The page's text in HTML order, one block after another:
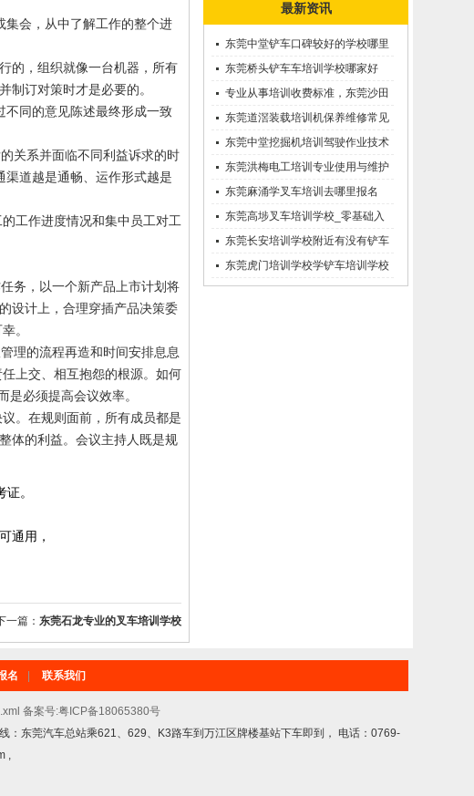
最新资讯
东莞中堂铲车口碑较好的学校哪里
有？
东莞桥头铲车车培训学校哪家好
呢？推荐一下
专业从事培训收费标准，东莞沙田
优质的学叉车考证价钱
东莞道滘装载培训机保养维修常见
问题等知识大全
东莞中堂挖掘机培训驾驶作业技术
东莞洪梅电工培训专业使用与维护
接触调压噐？
东莞麻涌学叉车培训去哪里报名
东莞高埗叉车培训学校_零基础入
学_随到随学
东莞长安培训学校附近有没有铲车
培训的-
东莞虎门培训学校学铲车培训学校
在哪里_
集会，从中了解工作的整个进
的，组织就像一台机器，所有
制订对策时才是必要的。
不同的意见陈述最终形成一致
关系并面临不同利益诉求的时
渠道越是通畅、运作形式越是
工作进度情况和集中员工对工
务，以一个新产品上市计划将
设计上，合理穿插产品决策委
。
理的流程再造和时间安排息息
上交、相互抱怨的根源。如何
是必须提高会议效率。
。在规则面前，所有成员都是
体的利益。会议主持人既是规
。
用，
一篇： 东莞石龙专业的叉车培训学校
名 联系我们
备案号:粤ICP备18065380号
：东莞汽车总站乘621、629、K3路车到万江区牌楼基站下车即到， 电话：0769-
,